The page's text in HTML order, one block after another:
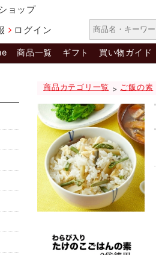
ョップ
ログイン
商品一覧 ギフト 買い物ガイド
商品カテゴリ一覧 >ご飯の素